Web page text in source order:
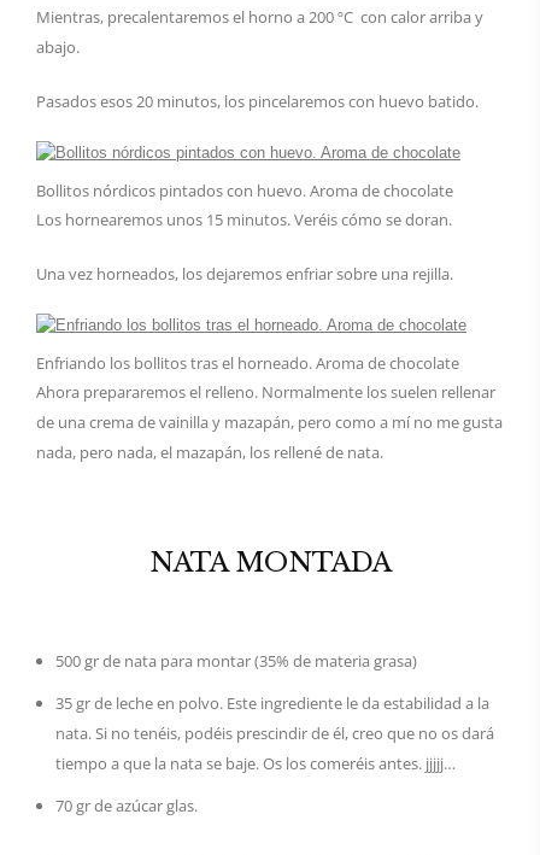
Mientras, precalentaremos el horno a 200 ºC con calor arriba y
abajo.
Pasados esos 20 minutos, los pincelaremos con huevo batido.
Bollitos nórdicos pintados con huevo. Aroma de chocolate
Los hornearemos unos 15 minutos. Veréis cómo se doran.
Una vez horneados, los dejaremos enfriar sobre una rejilla.
Enfriando los bollitos tras el horneado. Aroma de chocolate
Ahora prepararemos el relleno. Normalmente los suelen rellenar
de una crema de vainilla y mazapán, pero como a mí no me gusta
nada, pero nada, el mazapán, los rellené de nata.
NATA MONTADA
500 gr de nata para montar (35% de materia grasa)
35 gr de leche en polvo. Este ingrediente le da estabilidad a la
nata. Si no tenéis, podéis prescindir de él, creo que no os dará
tiempo a que la nata se baje. Os los comeréis antes. jjjjj…
70 gr de azúcar glas.